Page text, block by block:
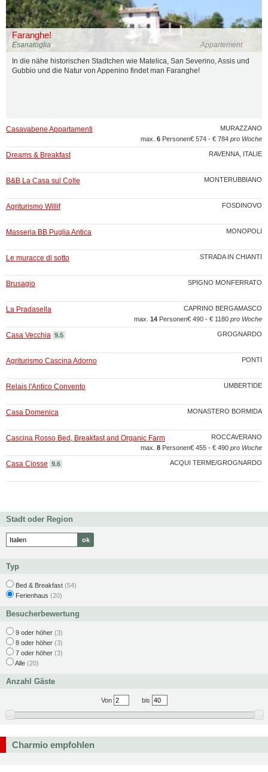
Faranghe!
Appartement
Esanatoglia
In die nähe historischen Stadtchen wie Matelica, San Severino, Assis und
Gubbio und die Natur von Appenino findet man Faranghe!
MURAZZANO
Casavabene Appartamenti
€ 574 - € 784 pro Woche
max. 6 Personen
RAVENNA, ITALIE
Dreams & Breakfast
MONTERUBBIANO
B&B La Casa sul Colle
FOSDINOVO
Agriturismo Willif
MONOPOLI
Masseria BB Puglia Antica
STRADA IN CHIANTI
Le muracce di sotto
SPIGNO MONFERRATO
Brusagio
CAPRINO BERGAMASCO
La Pradasella
€ 490 - € 1180 pro Woche
max. 14 Personen
GROGNARDO
Casa Vecchia 9.5
PONTI
Agriturismo Cascina Adorno
UMBERTIDE
Relais l'Antico Convento
MONASTERO BORMIDA
Casa Domenica
ROCCAVERANO
Cascina Rosso Bed, Breakfast and Organic Farm
€ 455 - € 490 pro Woche
max. 8 Personen
ACQUI TERME/GROGNARDO
Casa Ciosse 9.6
Stadt oder Region
Typ
Bed & Breakfast (54)
Ferienhaus (20)
Besucherbewertung
9 oder höher (3)
8 oder höher (3)
7 oder höher (3)
Alle (20)
Anzahl Gäste
Von bis
Charmio empfohlen